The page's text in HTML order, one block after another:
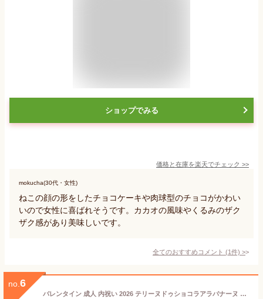
ショップでみる
価格と在庫を楽天でチェック >>
mokucha(30代・女性)
ねこの顔の形をしたチョコケーキや肉球型のチョコがかわい
いので女性に喜ばれそうです。カカオの風味やくるみのザク
ザク感があり美味しいです。
全てのおすすめコメント (1件) >
no. 6
バレンタイン 成人 内祝い 2026 テリーヌドゥショコラアラバナーヌ テリーヌショコラ ガトーショコラ チョコレートケーキ チョコバナナ チョコレート 洋菓子 お菓子 高級 ギフト おしゃれ お取り寄せ スイーツ 誕生日プレゼント